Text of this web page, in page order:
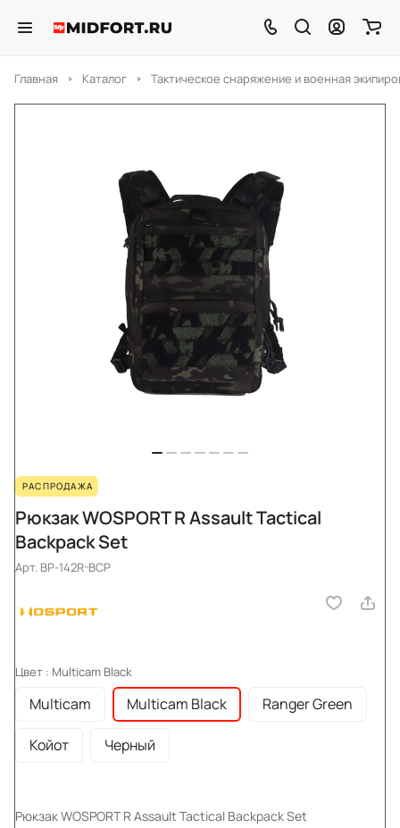
Главная Каталог Тактическое снаряжение и военная
РАСПРОДАЖА
Рюкзак WOSPORT R Assault Tactical
Backpack Set
Арт. BP-142R-BCP
Цвет : Multicam Black
Multicam Multicam Black Ranger Green
Койот Черный
Рюкзак WOSPORT R Assault Tactical Backpack Set